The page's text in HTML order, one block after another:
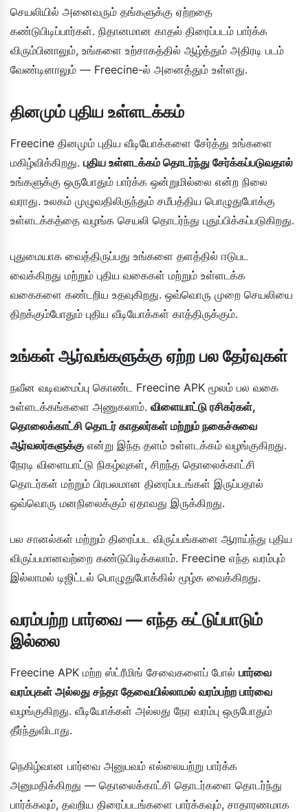
செயலியில் அனைவரும் தங்களுக்கு ஏற்றதை
கண்டுபிடிப்பார்கள். நிதானமான காதல் திரைப்படம் பார்க்க
விரும்பினாலும், உங்களை உற்சாகத்தில் ஆழ்த்தும் அதிரடி படம்
வேண்டினாலும் — Freecine-ல் அனைத்தும் உள்ளது.
தினமும் புதிய உள்ளடக்கம்
Freecine தினமும் புதிய வீடியோக்களை சேர்த்து உங்களை
மகிழ்விக்கிறது. புதிய உள்ளடக்கம் தொடர்ந்து சேர்க்கப்படுவதால்
உங்களுக்கு ஒருபோதும் பார்க்க ஒன்றுமில்லை என்ற நிலை
வராது. உலகம் முழுவதிலிருந்தும் சமீபத்திய பொழுதுபோக்கு
உள்ளடக்கத்தை வழங்க செயலி தொடர்ந்து புதுப்பிக்கப்படுகிறது.
புதுமையாக வைத்திருப்பது உங்களை தளத்தில் ஈடுபட
வைக்கிறது மற்றும் புதிய வகைகள் மற்றும் உள்ளடக்க
வகைகளை கண்டறிய உதவுகிறது. ஒவ்வொரு முறை செயலியை
திறக்கும்போதும் புதிய வீடியோக்கள் காத்திருக்கும்.
உங்கள் ஆர்வங்களுக்கு ஏற்ற பல தேர்வுகள்
நவீன வடிவமைப்பு கொண்ட Freecine APK மூலம் பல வகை
உள்ளடக்கங்களை அணுகலாம். விளையாட்டு ரசிகர்கள்,
தொலைக்காட்சி தொடர் காதலர்கள் மற்றும் நகைச்சுவை
ஆர்வலர்களுக்கு என்று இந்த தளம் உள்ளடக்கம் வழங்குகிறது.
நேரடி விளையாட்டு நிகழ்வுகள், சிறந்த தொலைக்காட்சி
தொடர்கள் மற்றும் பிரபலமான திரைப்படங்கள் இருப்பதால்
ஒவ்வொரு மனநிலைக்கும் ஏதாவது இருக்கிறது.
பல சானல்கள் மற்றும் திரைப்பட விருப்பங்களை ஆராய்ந்து புதிய
விருப்பமானவற்றை கண்டுபிடிக்கலாம். Freecine எந்த வரம்பும்
இல்லாமல் டிஜிட்டல் பொழுதுபோக்கில் மூழ்க வைக்கிறது.
வரம்பற்ற பார்வை — எந்த கட்டுப்பாடும்
இல்லை
Freecine APK மற்ற ஸ்ட்ரீமிங் சேவைகளைப் போல் பார்வை
வரம்புகள் அல்லது சந்தா தேவையில்லாமல் வரம்பற்ற பார்வை
வழங்குகிறது. வீடியோக்கள் அல்லது நேர வரம்பு ஒருபோதும்
தீர்ந்துவிடாது.
நெகிழ்வான பார்வை அனுபவம் எல்லையற்று பார்க்க
அனுமதிக்கிறது — தொலைக்காட்சி தொடர்களை தொடர்ந்து
பார்க்கவும், தவறிய திரைப்படங்களை பார்க்கவும், சாதாரணமாக